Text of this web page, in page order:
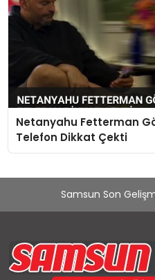
Netanyahu Fetterman
Telefon Dikkat Çekti
Samsun Son